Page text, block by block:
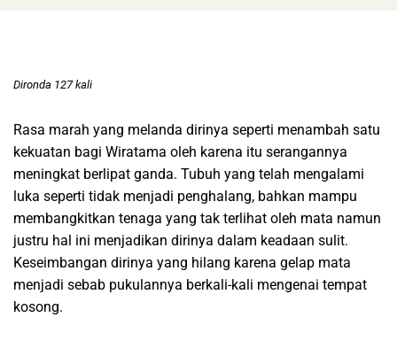
Dironda 127 kali
Rasa marah yang melanda dirinya seperti menambah satu
kekuatan bagi Wiratama oleh karena itu serangannya
meningkat berlipat ganda. Tubuh yang telah mengalami
luka seperti tidak menjadi penghalang, bahkan mampu
membangkitkan tenaga yang tak terlihat oleh mata namun
justru hal ini menjadikan dirinya dalam keadaan sulit.
Keseimbangan dirinya yang hilang karena gelap mata
menjadi sebab pukulannya berkali-kali mengenai tempat
kosong.